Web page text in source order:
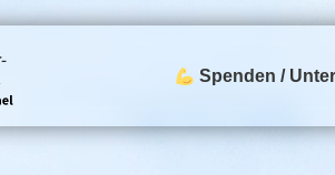
Spenden /